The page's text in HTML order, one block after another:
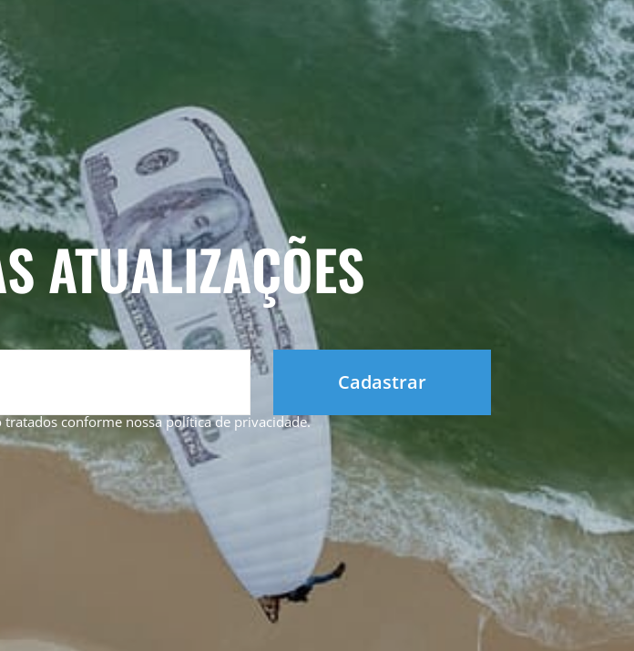
ATUALIZAÇÕES
Cadastrar
conforme nossa política de privacidade.